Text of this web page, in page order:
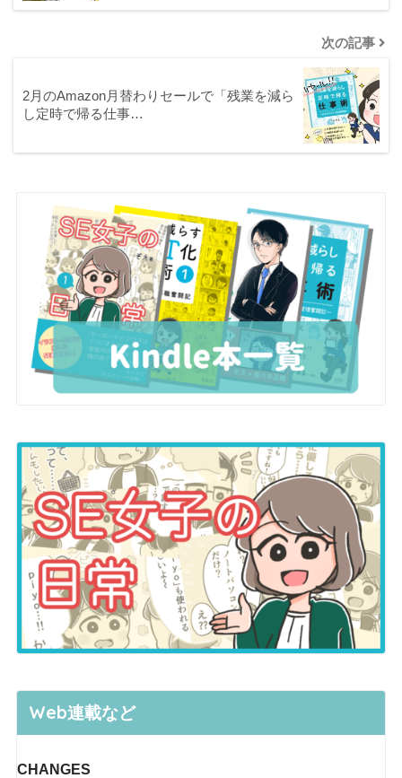
次の記事
2月のAmazon月替わりセールで「残業を減ら
し定時で帰る仕事…
Web連載など
CHANGES